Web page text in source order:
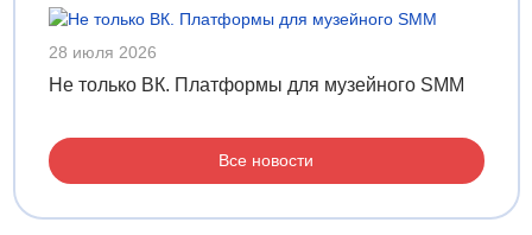
28 июля 2026
Не только ВК. Платформы для музейного SMM
Все новости